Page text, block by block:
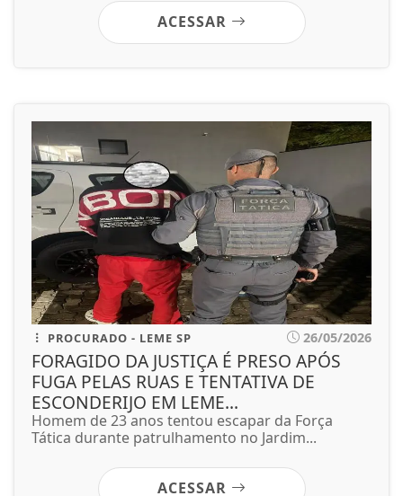
ACESSAR
PROCURADO - LEME SP 26/05/2026
FORAGIDO DA JUSTIÇA É PRESO APÓS
FUGA PELAS RUAS E TENTATIVA DE
ESCONDERIJO EM LEME...
Homem de 23 anos tentou escapar da Força
Tática durante patrulhamento no Jardim...
ACESSAR